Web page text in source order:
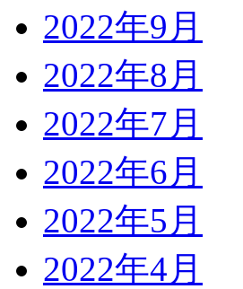
2022年9月
2022年8月
2022年7月
2022年6月
2022年5月
2022年4月